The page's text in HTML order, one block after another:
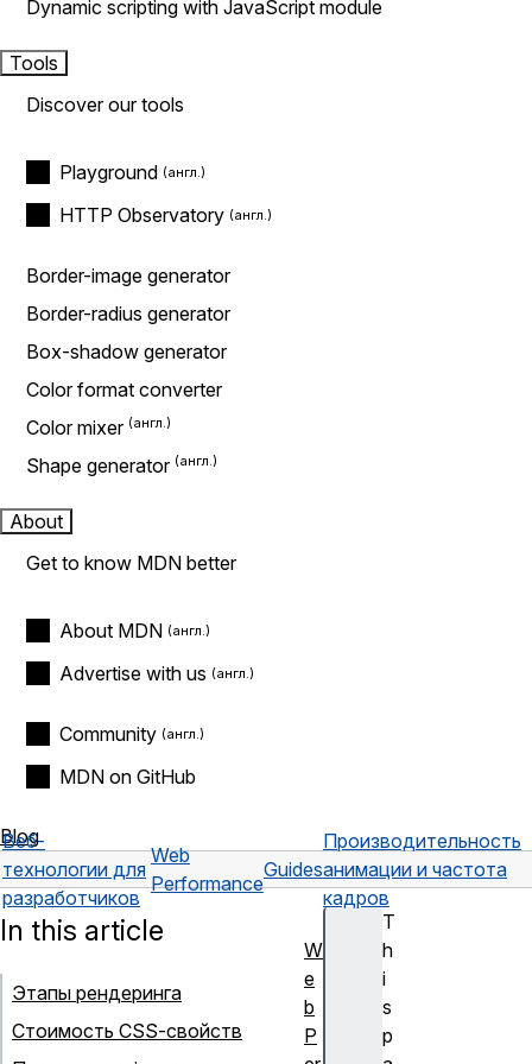
Dynamic scripting with JavaScript module
Tools
Discover our tools
Playground
HTTP Observatory
Border-image generator
Border-radius generator
Box-shadow generator
Color format converter
Color mixer
Shape generator
About
Get to know MDN better
About MDN
Advertise with us
Community
MDN on GitHub
Blog
Веб-
технологии для
разработчиков
Web
Performance
Guides
Производительность
анимации и частота
кадров
T
h
i
s
p
In this article
Этапы рендеринга
Стоимость CSS-свойств
W
e
b
P